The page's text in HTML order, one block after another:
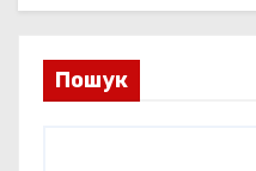
Пошук